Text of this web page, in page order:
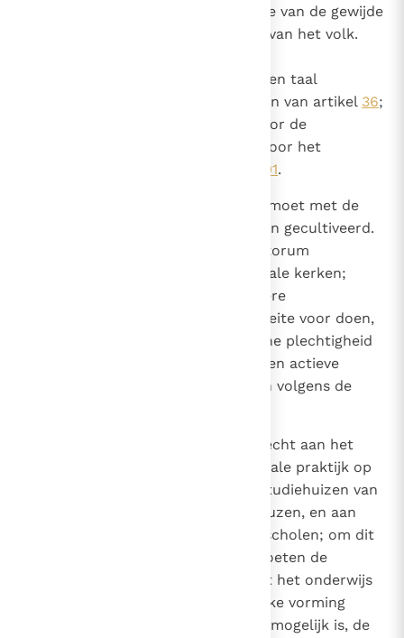
gezongen worden met assistentie van de gewijde
bedienaars en actieve deelname van het volk.
Met betrekking tot de te gebruiken taal
onderhoude men de voorschriften van artikel 36;
; voor de
;voor het
101.
De schat van de gewijde muziek moet met de
grootste zorg worden bewaard en gecultiveerd.
Men moet ijverig de scholae cantorum
bevorderen, vooral in de kathedrale kerken;
maar de bisschoppen en de andere
zielenherders moeten er alle moeite voor doen,
dat bij iedere gezongen liturgische plechtigheid
alle aanwezige gelovigen hun eigen actieve
deelname kunnen verwezenlijken volgens de
Grote waarde moet worden gehecht aan het
muzikaal onderricht en de muzikale praktijk op
de seminaries, in noviciaten en studiehuizen van
mannelijke en vrouwelijke religieuzen, en aan
andere katholieke instituten en scholen; om dit
onderricht mogelijk te maken moeten de
docenten, die belast worden met het onderwijs
in de gewijde muziek, een degelijke vorming
ontvangen. Ook wordt, waar het mogelijk is, de